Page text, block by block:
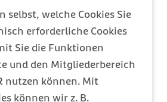
selbst, welche Cookies Sie
erforderliche Cookies
Sie die Funktionen
und den Mitgliederbereich
nutzen können. Mit
können wir z. B.
und Patienten
in acht ausgewählten
über die Jahre 2005
bekämen Anämie-
häufiger
als Personen ohne